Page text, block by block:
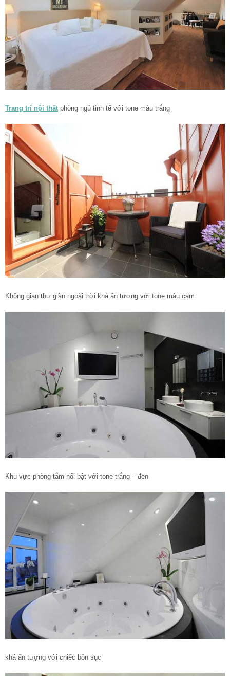
Trang trí nội thất phòng ngủ tinh tế với tone màu trắng
Không gian thư giãn ngoài trời khá ấn tượng với tone màu cam
Khu vực phòng tắm nổi bật với tone trắng – đen
khá ấn tượng với chiếc bồn sục